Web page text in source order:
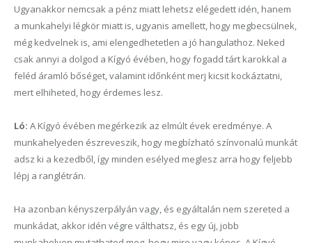
Ugyanakkor nemcsak a pénz miatt lehetsz elégedett idén, hanem
a munkahelyi légkör miatt is, ugyanis amellett, hogy megbecsülnek,
még kedvelnek is, ami elengedhetetlen a jó hangulathoz. Neked
csak annyi a dolgod a Kígyó évében, hogy fogadd tárt karokkal a
feléd áramló bőséget, valamint időnként merj kicsit kockáztatni,
mert elhiheted, hogy érdemes lesz.
Ló: A Kígyó évében megérkezik az elmúlt évek eredménye. A
munkahelyeden észreveszik, hogy megbízható színvonalú munkát
adsz ki a kezedből, így minden esélyed meglesz arra hogy feljebb
lépj a ranglétrán.
Ha azonban kényszerpályán vagy, és egyáltalán nem szereted a
munkádat, akkor idén végre válthatsz, és egy új, jobb